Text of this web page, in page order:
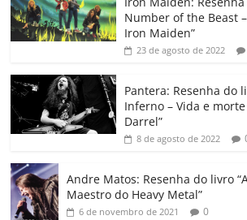
e
b
o
o
k
er s
A
p
e
dI
gl
e
Cl
a
ss
ro
o
Number of the Beast
Iron Maiden”
23 de agosto de 2022
Pantera: Resenha do
Inferno – Vida e
Darrel”
8 de agosto de 2022
Andre Matos: Resenha do livro
Maestro do Heavy Metal”
6 de novembro de 2021 0